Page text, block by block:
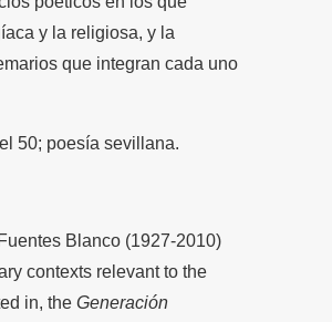
y la religiosa, y la
que integran cada uno
50; poesía sevillana.
Blanco (1927-2010)
contexts relevant to the
in, the Generación